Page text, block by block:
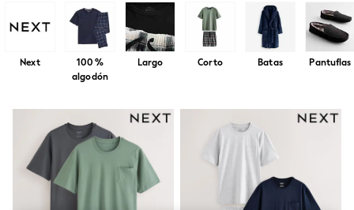
Toy Story
THE SET
All Clothing
Coats & Jackets
Sweatshirts & Hoodies
Knitwear
Dresses
Sets & Outfits
Tops
T-Shirts
Nightwear & Pyjamas
Trousers & Leggings
Next
100 %
algodón
Largo Corto Batas Pantuflas